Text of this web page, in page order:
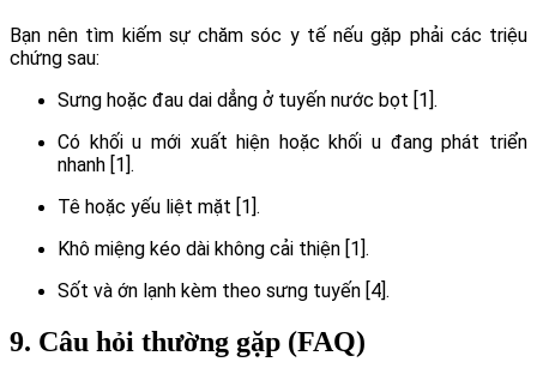
Bạn nên tìm kiếm sự chăm sóc y tế nếu gặp phải các triệu
chứng sau:
Sưng hoặc đau dai dẳng ở tuyến nước bọt [1].
Có khối u mới xuất hiện hoặc khối u đang phát triển
nhanh [1].
Tê hoặc yếu liệt mặt [1].
Khô miệng kéo dài không cải thiện [1].
Sốt và ớn lạnh kèm theo sưng tuyến [4].
9. Câu hỏi thường gặp (FAQ)